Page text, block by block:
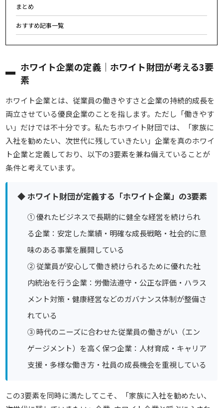
まとめ
おすすめ記事一覧
ホワイト企業の定義｜ホワイト財団が考える3要
素
ホワイト企業とは、従業員の働きやすさと企業の持続的成長を
両立させている優良企業のことを指します。ただし「働きやす
い」だけでは不十分です。私たちホワイト財団では、「家族に
入社を勧めたい、次世代に残していきたい」企業を真のホワイ
ト企業と定義しており、以下の3要素を兼ね備えていることが
条件と考えています。
◆ ホワイト財団が定義する「ホワイト企業」の3要素
① 優れたビジネスで長期的に健全な経営を続けられ
る企業：安定した業績・明確な成長戦略・社会的に意
味のある事業を展開している
② 従業員が安心して働き続けられるために優れた社
内統治を行う企業：労働法遵守・公正な評価・ハラス
メント対策・健康経営などのガバナンス体制が整備さ
れている
③ 時代のニーズに合わせた従業員の働きがい（エン
ゲージメント）を高く保つ企業：人材育成・キャリア
支援・多様な働き方・社員の成長機会を重視している
この3要素を同時に満たしてこそ、
「家族に入社を勧めたい、